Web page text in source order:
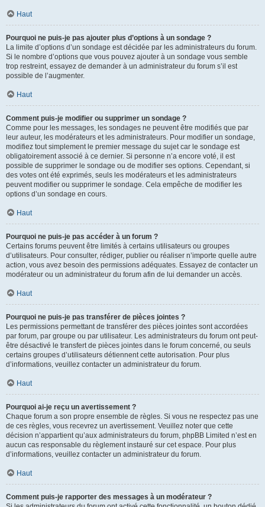
Haut
Pourquoi ne puis-je pas ajouter plus d’options à un sondage ?
La limite d’options d’un sondage est décidée par les administrateurs du forum.
Si le nombre d’options que vous pouvez ajouter à un sondage vous semble
trop restreint, essayez de demander à un administrateur du forum s’il est
possible de l’augmenter.
Haut
Comment puis-je modifier ou supprimer un sondage ?
Comme pour les messages, les sondages ne peuvent être modifiés que par
leur auteur, les modérateurs et les administrateurs. Pour modifier un sondage,
modifiez tout simplement le premier message du sujet car le sondage est
obligatoirement associé à ce dernier. Si personne n’a encore voté, il est
possible de supprimer le sondage ou de modifier ses options. Cependant, si
des votes ont été exprimés, seuls les modérateurs et les administrateurs
peuvent modifier ou supprimer le sondage. Cela empêche de modifier les
options d’un sondage en cours.
Haut
Pourquoi ne puis-je pas accéder à un forum ?
Certains forums peuvent être limités à certains utilisateurs ou groupes
d’utilisateurs. Pour consulter, rédiger, publier ou réaliser n’importe quelle autre
action, vous avez besoin des permissions adéquates. Essayez de contacter un
modérateur ou un administrateur du forum afin de lui demander un accès.
Haut
Pourquoi ne puis-je pas transférer de pièces jointes ?
Les permissions permettant de transférer des pièces jointes sont accordées
par forum, par groupe ou par utilisateur. Les administrateurs du forum ont peut-
être désactivé le transfert de pièces jointes dans le forum concerné, ou seuls
certains groupes d’utilisateurs détiennent cette autorisation. Pour plus
d’informations, veuillez contacter un administrateur du forum.
Haut
Pourquoi ai-je reçu un avertissement ?
Chaque forum a son propre ensemble de règles. Si vous ne respectez pas une
de ces règles, vous recevrez un avertissement. Veuillez noter que cette
décision n’appartient qu’aux administrateurs du forum, phpBB Limited n’est en
aucun cas responsable du règlement instauré sur cet espace. Pour plus
d’informations, veuillez contacter un administrateur du forum.
Haut
Comment puis-je rapporter des messages à un modérateur ?